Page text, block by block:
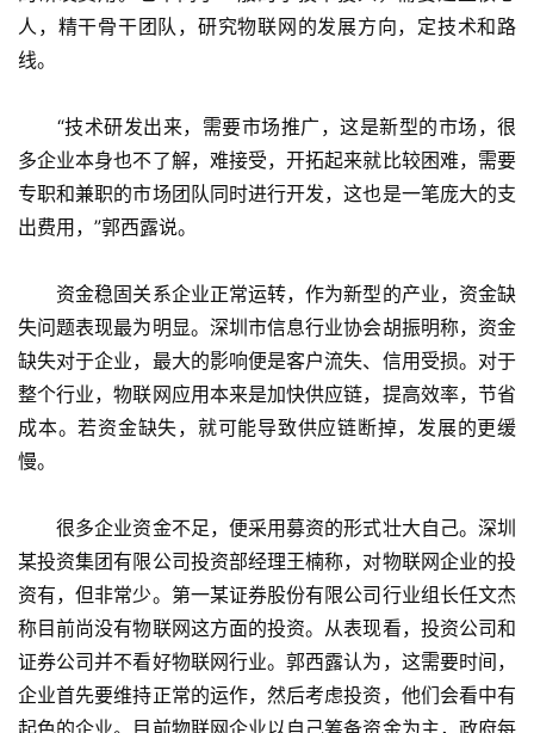
人，精干骨干团队，研究物联网的发展方向，定技术和路
线。
“技术研发出来，需要市场推广，这是新型的市场，很
多企业本身也不了解，难接受，开拓起来就比较困难，需要
专职和兼职的市场团队同时进行开发，这也是一笔庞大的支
出费用，”郭西露说。
资金稳固关系企业正常运转，作为新型的产业，资金缺
失问题表现最为明显。深圳市信息行业协会胡振明称，资金
缺失对于企业，最大的影响便是客户流失、信用受损。对于
整个行业，物联网应用本来是加快供应链，提高效率，节省
成本。若资金缺失，就可能导致供应链断掉，发展的更缓
慢。
很多企业资金不足，便采用募资的形式壮大自己。深圳
某投资集团有限公司投资部经理王楠称，对物联网企业的投
资有，但非常少。第一某证券股份有限公司行业组长任文杰
称目前尚没有物联网这方面的投资。从表现看，投资公司和
证券公司并不看好物联网行业。郭西露认为，这需要时间，
企业首先要维持正常的运作，然后考虑投资，他们会看中有